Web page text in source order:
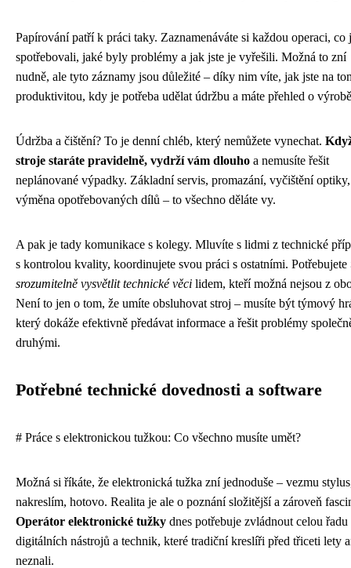
Papírování patří k práci taky. Zaznamenáváte si každou operaci, co
spotřebovali, jaké byly problémy a jak jste je vyřešili. Možná to zní
nudně, ale tyto záznamy jsou důležité – díky nim víte, jak jste na
produktivitou, kdy je potřeba udělat údržbu a máte přehled o
Údržba a čištění? To je denní chléb, který nemůžete vynechat.
stroje staráte pravidelně, vydrží vám dlouho a nemusíte řešit
neplánované výpadky. Základní servis, promazání, vyčištění optiky,
výměna opotřebovaných dílů – to všechno děláte vy.
A pak je tady komunikace s kolegy. Mluvíte s lidmi z technické
s kontrolou kvality, koordinujete svou práci s ostatními. Potřebujete
srozumitelně vysvětlit technické věci lidem, kteří možná nejsou z
Není to jen o tom, že umíte obsluhovat stroj – musíte být týmový
který dokáže efektivně předávat informace a řešit problémy
druhými.
Potřebné technické dovednosti a software
# Práce s elektronickou tužkou: Co všechno musíte umět?
Možná si říkáte, že elektronická tužka zní jednoduše – vezmu
nakreslím, hotovo. Realita je ale o poznání složitější a zároveň
Operátor elektronické tužky dnes potřebuje zvládnout celou řadu
digitálních nástrojů a technik, které tradiční kreslíři před třiceti lety
neznali.